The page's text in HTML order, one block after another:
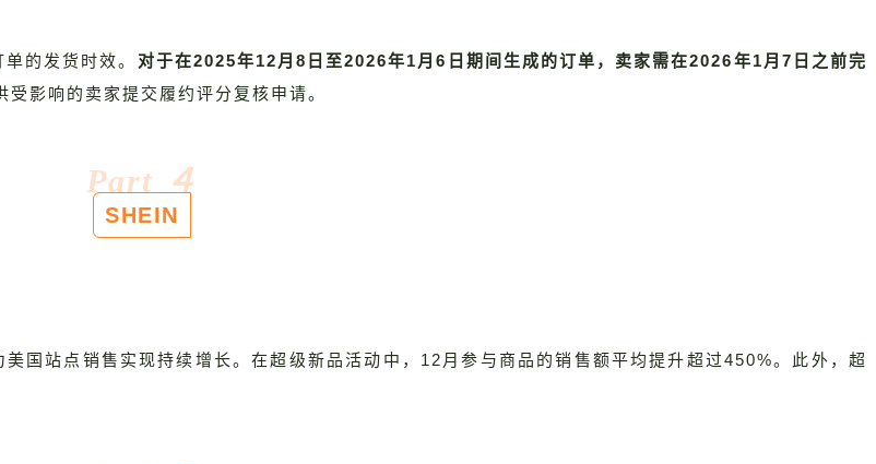
的发货时效。 对于在2025年12月8日至2026年1月6日期间生成的订单，卖家需在2026年1月7日之前完
影响的卖家提交履约评分复核申请。
Part ４
SHEIN
国站点销售实现持续增长。在超级新品活动中，12月参与商品的销售额平均提升超过450%。此外，超